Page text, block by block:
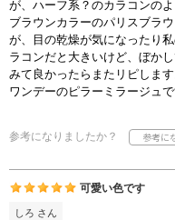
が、ハーフ系？のカラコンの
ブラウンカラーのパリスブラ
が、目の乾燥が気になったり
ラコンだと大きいけど、ぼか
みて良かったらまたリピしま
ワンデーのピラーミラージュで
参考になりましたか？
可愛い色です
しろ さん